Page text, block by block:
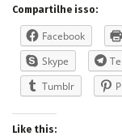
Compartilhe isso:
Facebook
Skype
Tumblr
Like this: